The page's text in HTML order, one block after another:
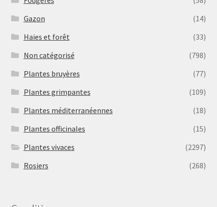
Gazon
(14)
Haies et forêt
(33)
Non catégorisé
(798)
Plantes bruyères
(77)
Plantes grimpantes
(109)
Plantes méditerranéennes
(18)
Plantes officinales
(15)
Plantes vivaces
(2297)
Rosiers
(268)